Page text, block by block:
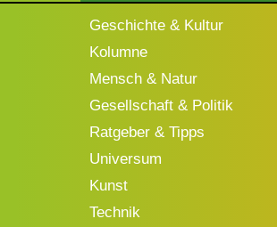
Geschichte & Kultur
Kolumne
Mensch & Natur
Gesellschaft & Politik
Ratgeber & Tipps
Universum
Kunst
Technik